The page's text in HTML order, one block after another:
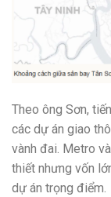
Theo ông Sơn,
các dự án giao
vành đai. Metro
thiết nhưng vốn
dự án trọng điểm.